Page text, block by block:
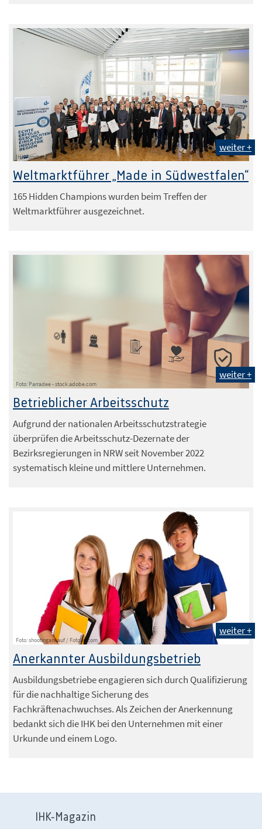
IHK Arnsberg
weiter +
Weltmarktführer „Made in Südwestfalen“
165 Hidden Champions wurden beim Treffen der
Weltmarktführer ausgezeichnet.
Foto: Parradee - stock.adobe.com
weiter +
Betrieblicher Arbeitsschutz
Aufgrund der nationalen Arbeitsschutzstrategie
überprüfen die Arbeitsschutz-Dezernate der
Bezirksregierungen in NRW seit November 2022
systematisch kleine und mittlere Unternehmen.
Foto: shootingankauf / Fotolia.com
weiter +
Anerkannter Ausbildungsbetrieb
Ausbildungsbetriebe engagieren sich durch Qualifizierung
für die nachhaltige Sicherung des
Fachkräftenachwuchses. Als Zeichen der Anerkennung
bedankt sich die IHK bei den Unternehmen mit einer
Urkunde und einem Logo.
IHK-Magazin